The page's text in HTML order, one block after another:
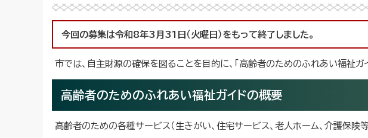
今回の募集は令和8年3月31日（火曜日）をもって終了しました。
市では、自主財源の確保を図ることを目的に、「高齢者のためのふれあい福祉ガ
高齢者のためのふれあい福祉ガイドの概要
高齢者のための各種サービス（生きがい、住宅サービス、老人ホーム、介護保険